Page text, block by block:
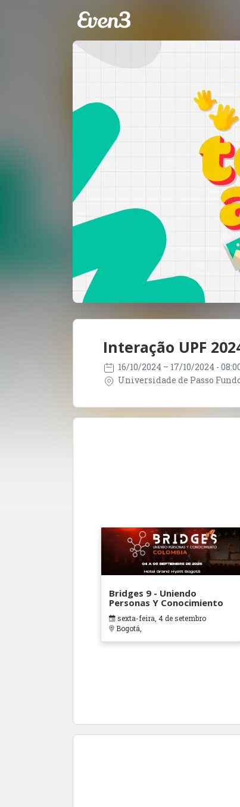
Interação UPF
16/10/2024 – 17/10/2024 -
Universidade de Passo
Bridges 9 - Uniendo
Personas Y Conocimiento
sexta-feira, 4 de setembro
Bogotá,